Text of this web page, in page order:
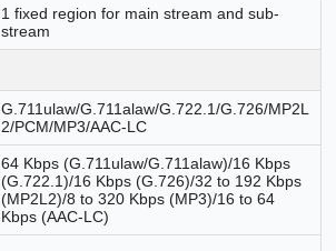
1 fixed region for main stream and sub-
stream
G.711ulaw/G.711alaw/G.722.1/G.726/MP2L
2/PCM/MP3/AAC-LC
64 Kbps (G.711ulaw/G.711alaw)/16 Kbps
(G.722.1)/16 Kbps (G.726)/32 to 192 Kbps
(MP2L2)/8 to 320 Kbps (MP3)/16 to 64
Kbps (AAC-LC)